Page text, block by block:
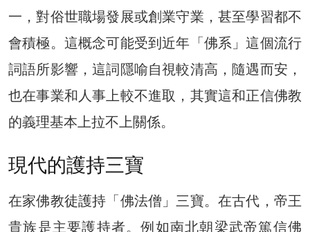
一，對俗世職場發展或創業守業，甚至學習都不
會積極。這概念可能受到近年「佛系」這個流行
詞語所影響，這詞隱喻自視較清高，隨遇而安，
也在事業和人事上較不進取，其實這和正信佛教
的義理基本上拉不上關係。
現代的護持三寶
在家佛教徒護持「佛法僧」三寶。在古代，帝王
貴族是主要護持者。例如南北朝梁武帝篤信佛